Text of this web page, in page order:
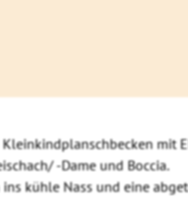
mit
-Dame und Boccia.
kühle Nass und eine